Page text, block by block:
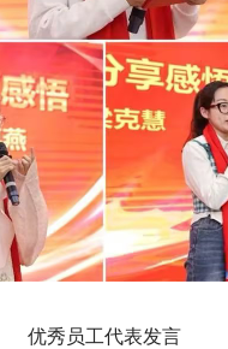
优秀员工代表发言